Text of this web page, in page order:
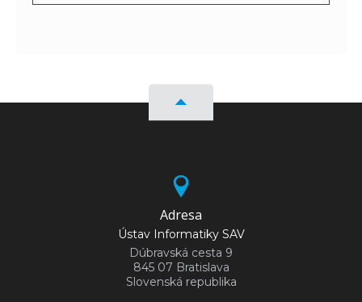
Adresa
Ústav Informatiky SAV
Dúbravská cesta 9
845 07 Bratislava
Slovenská republika